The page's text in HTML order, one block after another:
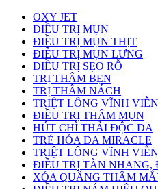
OXY JET
ĐIỀU TRỊ MỤN
ĐIỀU TRỊ MỤN THỊT
ĐIỀU TRỊ MỤN LƯNG
ĐIỀU TRỊ SẸO RỖ
TRỊ THÂM BẸN
TRỊ THÂM NÁCH
TRIỆT LÔNG VĨNH VIỄN
ĐIỀU TRỊ THÂM MỤN
HÚT CHÌ THẢI ĐỘC DA
TRẺ HÓA DA MIRACLE
TRIỆT LÔNG VĨNH VIỄN
ĐIỀU TRỊ TÀN NHANG,
XÓA QUẦNG THÂM